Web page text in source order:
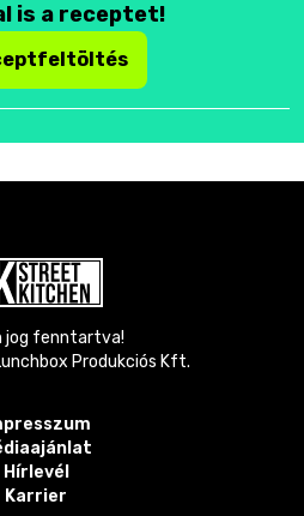
is a receptet!
jog fenntartva!
Produkciós Kft.
Hírlevél
Karrier